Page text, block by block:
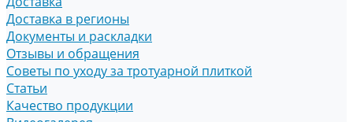
Доставка в регионы
Документы и раскладки
Отзывы и обращения
Советы по уходу за тротуарной плиткой
Статьи
Качество продукции